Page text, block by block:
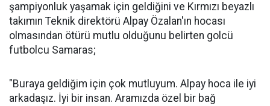
şampiyonluk yaşamak için geldiğini ve Kırmızı beyazlı
takımın Teknik direktörü Alpay Özalan'ın hocası
olmasından ötürü mutlu olduğunu belirten golcü
futbolcu Samaras;
"Buraya geldiğim için çok mutluyum. Alpay hoca ile iyi
arkadaşız. İyi bir insan. Aramızda özel bir bağ